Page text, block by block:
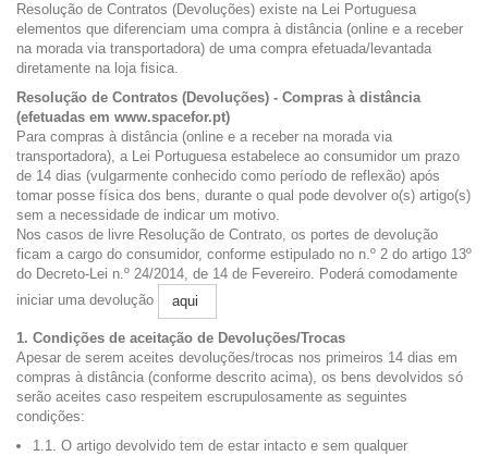
Resolução de Contratos (Devoluções) existe na Lei Portuguesa
elementos que diferenciam uma compra à distância (online e a receber
na morada via transportadora) de uma compra efetuada/levantada
diretamente na loja fisica.
Resolução de Contratos (Devoluções) - Compras à distância
(efetuadas em www.spacefor.pt)
Para compras à distância (online e a receber na morada via
transportadora), a Lei Portuguesa estabelece ao consumidor um prazo
de 14 dias (vulgarmente conhecido como período de reflexão) após
tomar posse física dos bens, durante o qual pode devolver o(s) artigo(s)
sem a necessidade de indicar um motivo.
Nos casos de livre Resolução de Contrato, os portes de devolução
ficam a cargo do consumidor, conforme estipulado no n.º 2 do artigo 13º
do Decreto-Lei n.º 24/2014, de 14 de Fevereiro. Poderá comodamente
iniciar uma devolução
aqui
1. Condições de aceitação de Devoluções/Trocas
Apesar de serem aceites devoluções/trocas nos primeiros 14 dias em
compras à distância (conforme descrito acima), os bens devolvidos só
serão aceites caso respeitem escrupulosamente as seguintes
condições:
1.1. O artigo devolvido tem de estar intacto e sem qualquer